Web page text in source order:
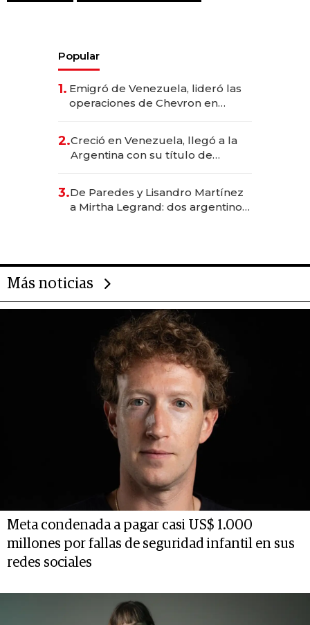
Popular
1. Emigró de Venezuela, lideró las
operaciones de Chevron en
2.Creció en Venezuela, llegó a la
Argentina con su título de
las marcas "fast premium"
3.De Paredes y Lisandro Martínez
a Mirtha Legrand: dos argentinos
Más noticias
Meta condenada a pagar casi US$ 1.000
millones por fallas de seguridad infantil en sus
redes sociales